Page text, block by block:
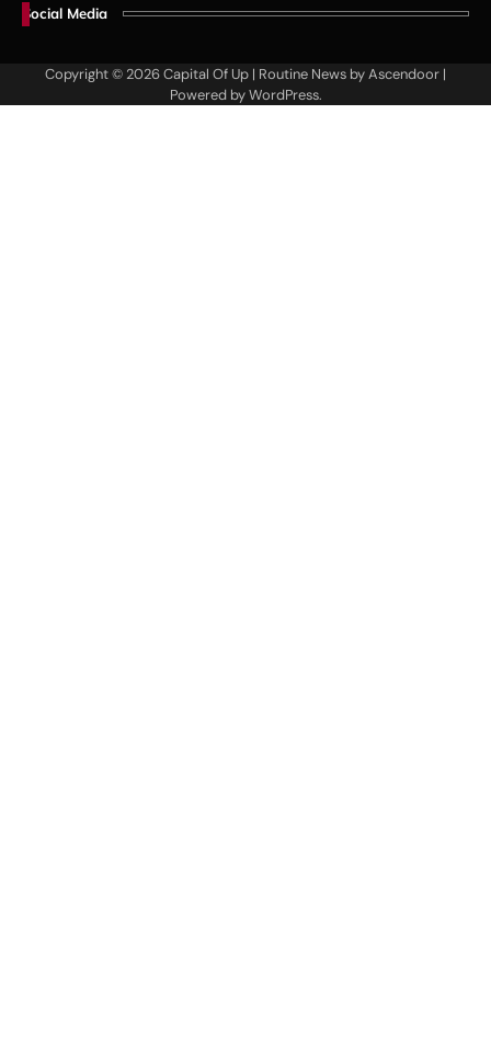
Social Media
Copyright © 2026Capital Of Up | Routine News byAscendoor |
Powered byWordPress.